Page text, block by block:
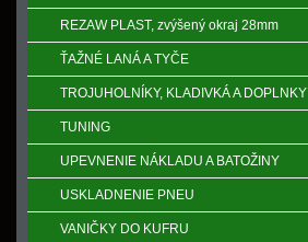
REZAW PLAST, zvýšený okraj 28mm
ŤAŽNÉ LANÁ A TYČE
TROJUHOLNÍKY, KLADIVKÁ A DOPLNKY
TUNING
UPEVNENIE NÁKLADU A BATOŽINY
USKLADNENIE PNEU
VANIČKY DO KUFRU